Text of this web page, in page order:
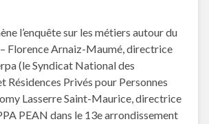
l’enquête sur les métiers autour du
Florence Arnaiz-Maumé, directrice
(le Syndicat National des
Résidences Privés pour Personnes
Lasserre Saint-Maurice, directrice
PEAN dans le 13e arrondissement